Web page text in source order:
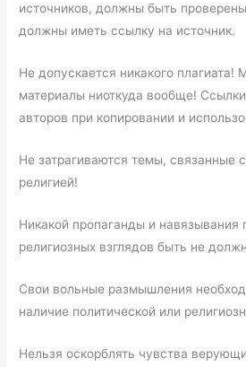
источников, должны быть
должны иметь ссылку на источник.
Не допускается никакого плагиата!
материалы ниоткуда вообще!
авторов при копировании и
Не затрагиваются темы, связанные
религией!
Никакой пропаганды и навязывания
религиозных взглядов быть не
Свои вольные размышления
наличие политической или
Нельзя оскорблять чувства